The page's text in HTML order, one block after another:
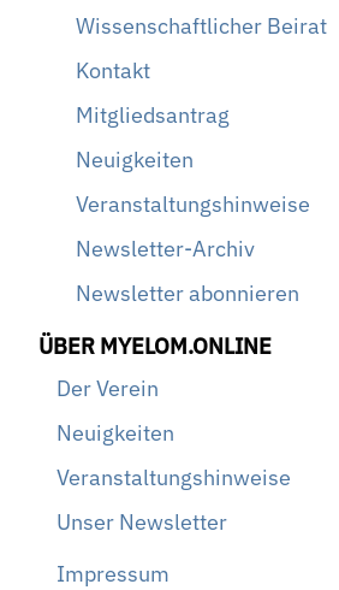
Wissenschaftlicher Beirat
Kontakt
Mitgliedsantrag
Neuigkeiten
Veranstaltungshinweise
Newsletter-Archiv
Newsletter abonnieren
ÜBER MYELOM.ONLINE
Der Verein
Neuigkeiten
Veranstaltungshinweise
Unser Newsletter
Impressum